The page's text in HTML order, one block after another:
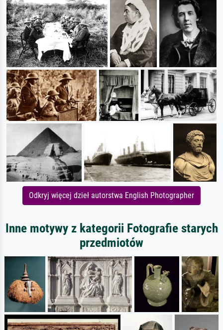
Odkryj więcej dzieł autorstwa English Photographer
Inne motywy z kategorii Fotografie starych
przedmiotów